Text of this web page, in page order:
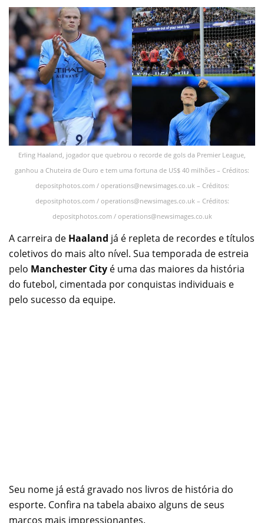
Erling Haaland, jogador que quebrou o recorde de gols da Premier League,
ganhou a Chuteira de Ouro e tem uma fortuna de US$ 40 milhões – Créditos:
depositphotos.com / operations@newsimages.co.uk – Créditos:
depositphotos.com / operations@newsimages.co.uk – Créditos:
depositphotos.com / operations@newsimages.co.uk
A carreira de Haaland já é repleta de recordes e títulos
coletivos do mais alto nível. Sua temporada de estreia
pelo Manchester City é uma das maiores da história
do futebol, cimentada por conquistas individuais e
pelo sucesso da equipe.
Seu nome já está gravado nos livros de história do
esporte. Confira na tabela abaixo alguns de seus
marcos mais impressionantes.